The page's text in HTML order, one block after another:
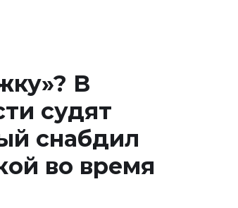
В
судят
снабдил
во время